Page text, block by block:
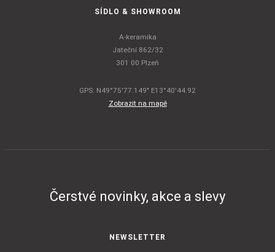
SÍDLO & SHOWROOM
A-keramika
Jateční 862/32
301 00 Plzeň
GPS: N49°75'77.149" E13°40'44.92
Zobrazit na mapě
Čerstvé novinky, akce a slevy
NEWSLETTER